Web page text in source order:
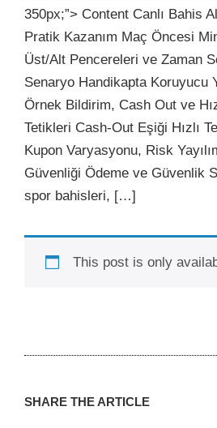
350px;”> Content Canlı Bahis
Pratik Kazanım Maç Öncesi
Üst/Alt Pencereleri ve Zaman
Senaryo Handikapta Koruyucu
Örnek Bildirim, Cash Out ve
Tetikleri Cash‑Out Eşiği Hızlı
Kupon Varyasyonu, Risk
Güvenliği Ödeme ve Güvenlik
spor bahisleri, […]
This post is only
SHARE THE ARTICLE